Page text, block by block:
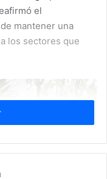
el
mantener una
los sectores que